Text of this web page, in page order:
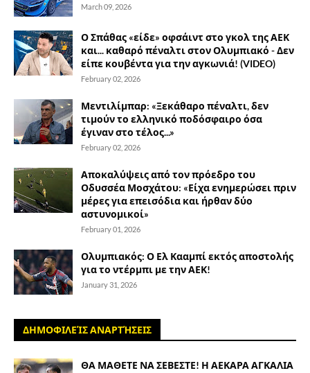
March 09, 2026
Ο Σπάθας «είδε» οφσάιντ στο γκολ της ΑΕΚ
και... καθαρό πέναλτι στον Ολυμπιακό - Δεν
είπε κουβέντα για την αγκωνιά! (VIDEO)
February 02, 2026
Μεντιλίμπαρ: «Ξεκάθαρο πέναλτι, δεν
τιμούν το ελληνικό ποδόσφαιρο όσα
έγιναν στο τέλος...»
February 02, 2026
Αποκαλύψεις από τον πρόεδρο του
Οδυσσέα Μοσχάτου: «Είχα ενημερώσει πριν
μέρες για επεισόδια και ήρθαν δύο
αστυνομικοί»
February 01, 2026
Ολυμπιακός: Ο Ελ Κααμπί εκτός αποστολής
για το ντέρμπι με την ΑΕΚ!
January 31, 2026
ΔΗΜΟΦΙΛΕΊΣ ΑΝΑΡΤΉΣΕΙΣ
ΘΑ ΜΑΘΕΤΕ ΝΑ ΣΕΒΕΣΤΕ! Η ΑΕΚΑΡΑ ΑΓΚΑΛΙΑ